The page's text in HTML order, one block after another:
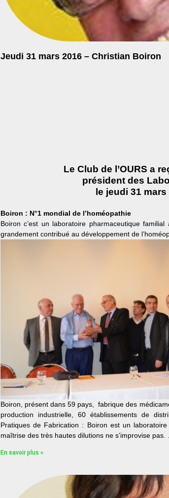
Jeudi 31 mars 2016 – Christian Boiron
Le Club de l’OURS a
président des
le jeudi 31
Boiron : N°1 mondial de l’homéopathie
Boiron c’est un laboratoire pharmaceutique
grandement contribué au développement de
Boiron, présent dans 59 pays, fabrique des
production industrielle, 60 établissements de
Pratiques de Fabrication : Boiron est un
maîtrise des très hautes dilutions ne s’improvise pas.
En savoir plus »